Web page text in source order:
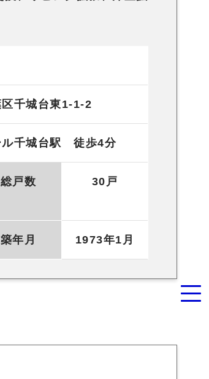
千城台東1-1-2
ル千城台駅 徒歩4分
総戸数 30戸
築年月 1973年1月